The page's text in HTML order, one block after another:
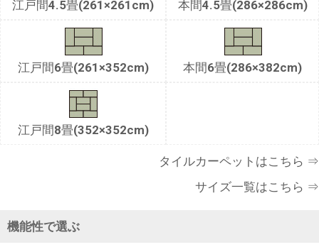
江戸間4.5畳(261×261cm) 本間4.5畳(286×286cm)
江戸間6畳(261×352cm) 本間6畳(286×382cm)
江戸間8畳(352×352cm)
タイルカーペットはこちら ⇒
サイズ一覧はこちら ⇒
機能性で選ぶ